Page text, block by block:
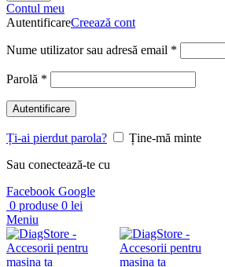
Contul meu
AutentificareCreează cont
Nume utilizator sau adresă email *
Parolă *
Autentificare
Ți-ai pierdut parola?
Ține-mă minte
Sau conectează-te cu
Facebook Google
0 produse 0 lei
Meniu